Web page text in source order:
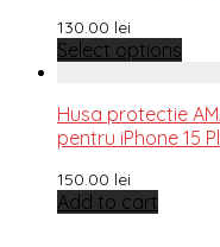
130.00 lei
Select options
Husa protectie
pentru iPhone 15
150.00 lei
Add to cart